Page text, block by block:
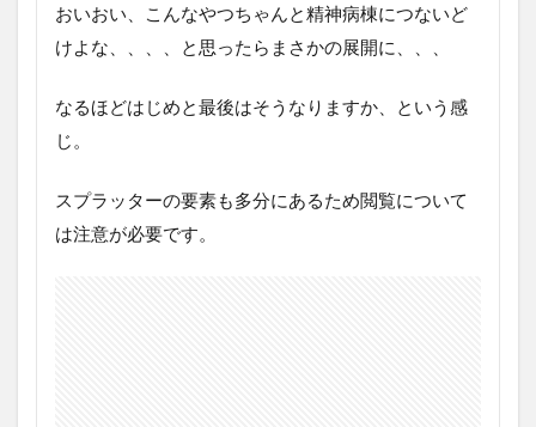
出
て
映
後
に
おいおい、こんなやつちゃんと精神病棟につないど
けよな、、、、と思ったらまさかの展開に、、、
なるほどはじめと最後はそうなりますか、という感
じ。
スプラッターの要素も多分にあるため閲覧について
は注意が必要です。